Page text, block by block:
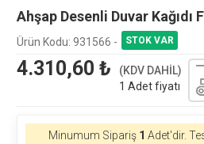
Ahşap Desenli Duvar Kağıdı
Ürün Kodu: 931566 -
4.310,60 ₺
(KDV DAHİL)
1 Adet fiyatı
Minumum Sipariş 1 Adet'dir.